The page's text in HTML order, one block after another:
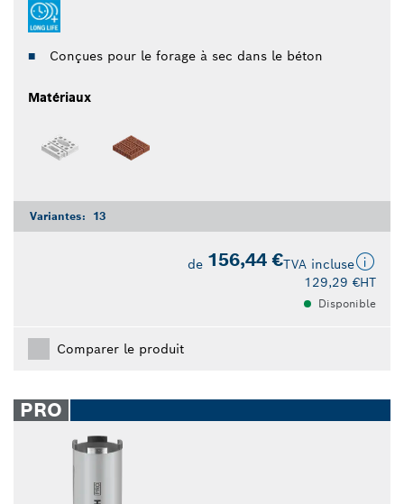
Conçues pour le forage à sec dans le béton
Matériaux
Variantes: 13
de 156,44 €TVA incluse
129,29 €HT
Disponible
Comparer le produit
PRO